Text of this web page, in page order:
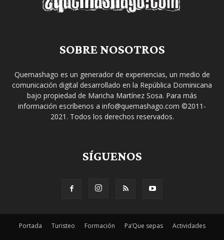
SOBRE NOSOTROS
Quemashago es un generador de experiencias, un medio de
comunicación digital desarrollado en la República Dominicana
bajo propiedad de Maricha Martínez Sosa. Para más
información escríbenos a info@quemashago.com ©2011-
2021. Todos los derechos reservados.
SÍGUENOS
Portada Turisteo Formación Pa’Que sepas Actividades